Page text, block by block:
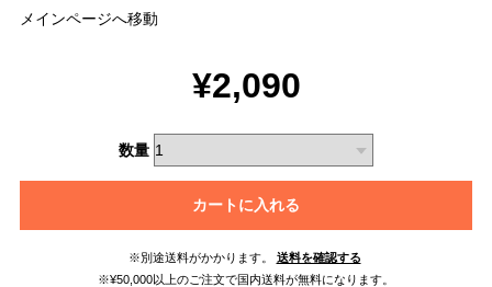
メインページへ移動
¥2,090
数量
カートに入れる
※別途送料がかかります。
送料を確認する
※¥50,000以上のご注文で国内送料が無料になります。